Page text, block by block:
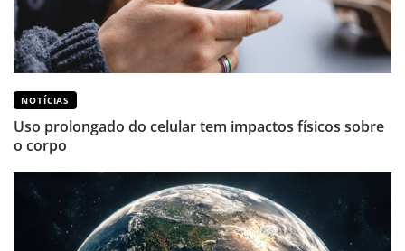
NOTÍCIAS
Uso prolongado do celular tem impactos físicos sobre
o corpo